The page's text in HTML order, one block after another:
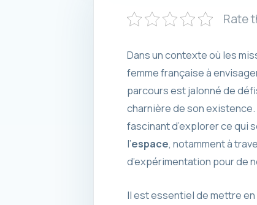
Rate
Dans un contexte où les
femme française à
parcours est jalonné de
charnière de son
fascinant d’explorer ce qui
l’espace, notamment à
d’expérimentation pour de
Il est essentiel de mettre en